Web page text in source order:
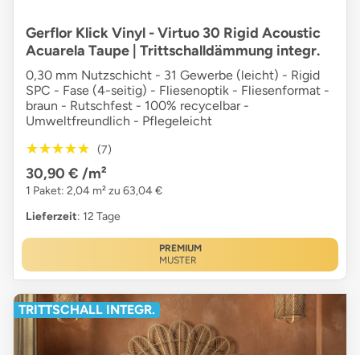
Gerflor Klick Vinyl - Virtuo 30 Rigid Acoustic
Acuarela Taupe | Trittschalldämmung integr.
0,30 mm Nutzschicht - 31 Gewerbe (leicht) - Rigid
SPC - Fase (4-seitig) - Fliesenoptik - Fliesenformat -
braun - Rutschfest - 100% recycelbar -
Umweltfreundlich - Pflegeleicht
★★★★★
★★★★★ (7)
30,90 € /m²
1 Paket: 2,04 m² zu 63,04 €
Lieferzeit: 12 Tage
PREMIUM
MUSTER
TRITTSCHALL INTEGR.